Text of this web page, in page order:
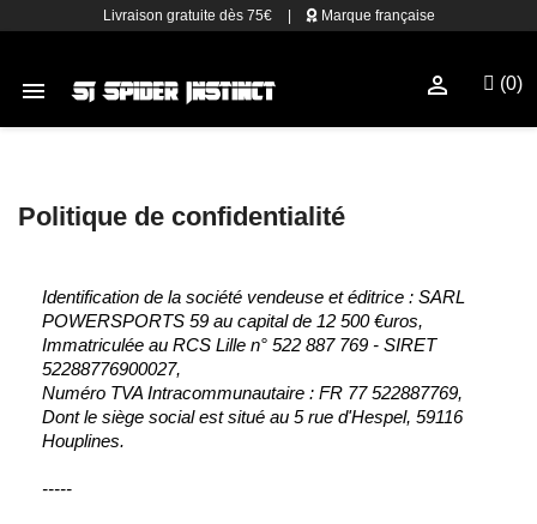
Livraison gratuite dès 75€ Marque française
 (0)

Politique de confidentialité
Identification de la société vendeuse et éditrice : SARL
POWERSPORTS 59 au capital de 12 500 €uros,
Immatriculée au RCS Lille n° 522 887 769 - SIRET
52288776900027,
Numéro TVA Intracommunautaire : FR 77 522887769,
Dont le siège social est situé au 5 rue d'Hespel, 59116
Houplines.
-----